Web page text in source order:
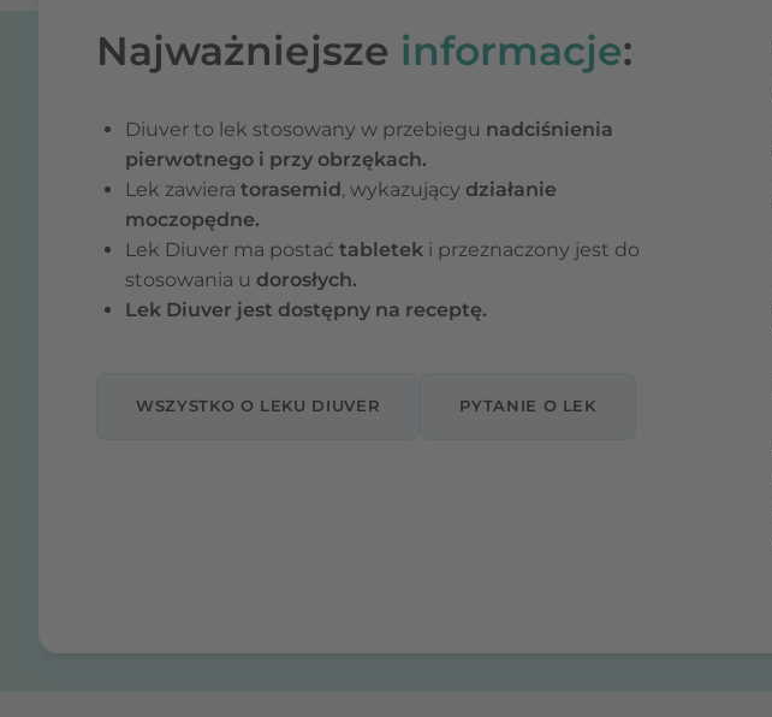
Najważniejsze informacje:
Diuver to lek stosowany w przebiegu nadciśnienia
pierwotnego i przy obrzękach.
Lek zawiera torasemid, wykazujący działanie
moczopędne.
Lek Diuver ma postać tabletek i przeznaczony jest do
stosowania u dorosłych.
Lek Diuver jest dostępny na receptę.
WSZYSTKO O LEKU DIUVER PYTANIE O LEK